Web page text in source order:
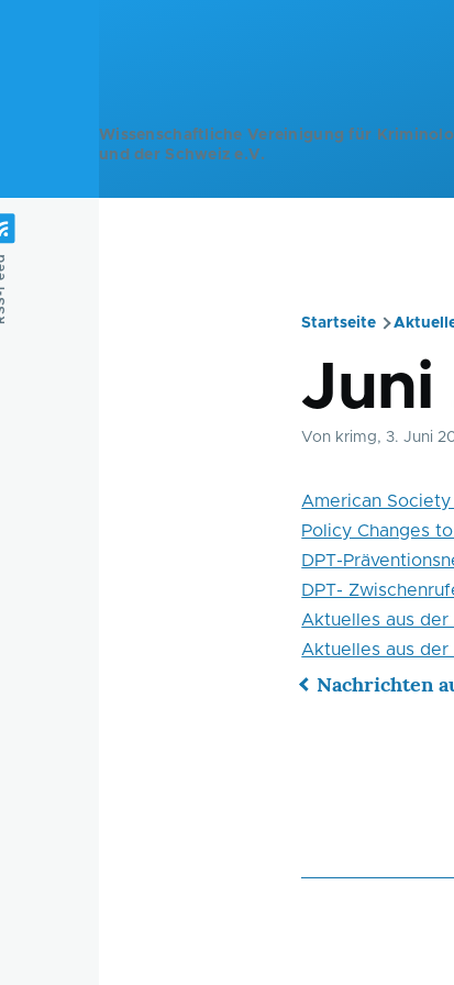
Wissenschaftliche Vereinigung für
und der Schweiz e.V.
Startseite
Juni
Von krimg, 3. Juni
American
Policy Changes
DPT-
DPT-
Aktuelles aus der
Aktuelles aus der
Nachrichten